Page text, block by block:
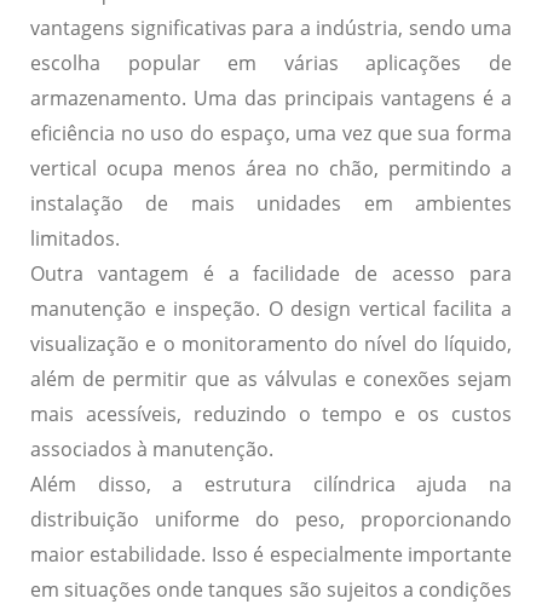
vantagens significativas para a indústria, sendo uma
escolha popular em várias aplicações de
armazenamento. Uma das principais vantagens é a
eficiência no uso do espaço, uma vez que sua forma
vertical ocupa menos área no chão, permitindo a
instalação de mais unidades em ambientes
limitados.
Outra vantagem é afacilidade de acesso para
manutenção e inspeção. O design vertical facilita a
visualização e o monitoramento do nível do líquido,
além de permitir que as válvulas e conexões sejam
mais acessíveis, reduzindo o tempo e os custos
associados à manutenção.
Além disso, a estrutura cilíndrica ajuda na
distribuição uniforme do peso, proporcionando
maior estabilidade. Isso é especialmente importante
em situações onde tanques são sujeitos a condições